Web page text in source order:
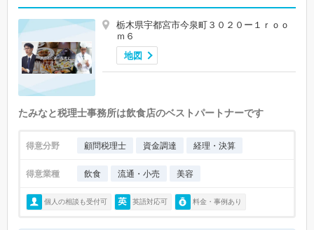
栃木県宇都宮市今泉町３０２０ー１ｒｏｏ
ｍ６
地図
たみなと税理士事務所は飲食店のベストパートナーです
得意分野 顧問税理士 資金調達 経理・決算
得意業種 飲食 流通・小売 美容
個人の相談も受付可 英語対応可 料金・事例あり